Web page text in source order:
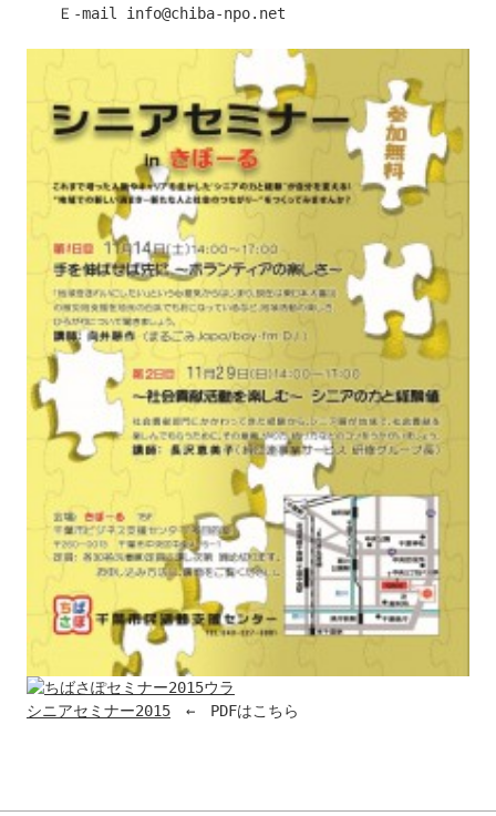
Ｅ-mail info@chiba-npo.net
シニアセミナー2015 ←　PDFはこちら